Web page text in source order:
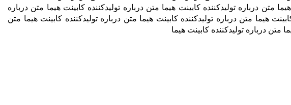
متن درباره تولیدکننده کابینت هیما متن درباره تولیدکننده کابینت هیما متن درباره
هیما متن درباره تولیدکننده کابینت هیما متن درباره تولیدکننده کابینت هیما متن
متن درباره تولیدکننده کابینت هیما